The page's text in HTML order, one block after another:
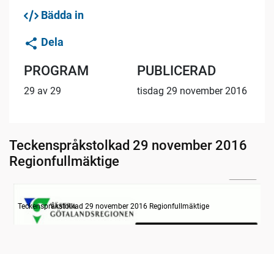
Bädda in
Dela
PROGRAM
29 av 29
PUBLICERAD
tisdag 29 november 2016
Teckenspråkstolkad 29 november 2016
Regionfullmäktige
Information om dagens ärenden
Teckenspråkstolkad 29 november 2016 Regionfullmäktige